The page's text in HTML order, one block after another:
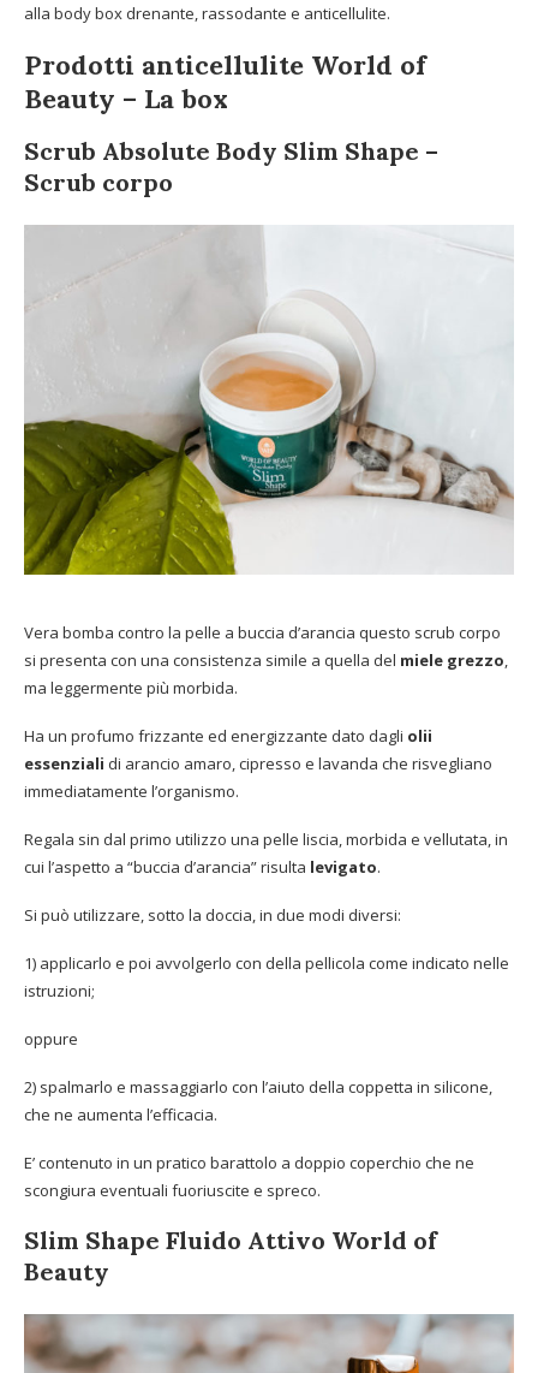
alla body box drenante, rassodante e anticellulite.
Prodotti anticellulite World of
Beauty – La box
Scrub Absolute Body Slim Shape –
Scrub corpo
Vera bomba contro la pelle a buccia d’arancia questo scrub corpo
si presenta con una consistenza simile a quella del miele grezzo,
ma leggermente più morbida.
Ha un profumo frizzante ed energizzante dato dagli olii
essenziali di arancio amaro, cipresso e lavanda che risvegliano
immediatamente l’organismo.
Regala sin dal primo utilizzo una pelle liscia, morbida e vellutata, in
cui l’aspetto a “buccia d’arancia” risulta levigato.
Si può utilizzare, sotto la doccia, in due modi diversi:
1) applicarlo e poi avvolgerlo con della pellicola come indicato nelle
istruzioni;
oppure
2) spalmarlo e massaggiarlo con l’aiuto della coppetta in silicone,
che ne aumenta l’efficacia.
E’ contenuto in un pratico barattolo a doppio coperchio che ne
scongiura eventuali fuoriuscite e spreco.
Slim Shape Fluido Attivo World of
Beauty